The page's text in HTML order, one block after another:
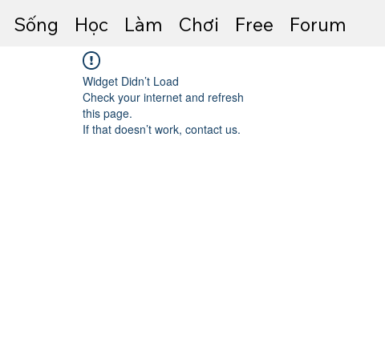
Sống Học Làm Chơi Free Forum
Widget Didn’t Load
Check your internet and refresh
this page.
If that doesn’t work, contact us.